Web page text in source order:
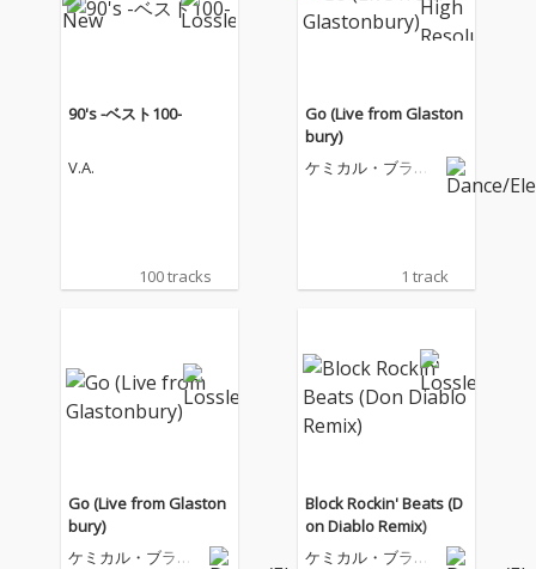
90's -ベスト100-
V.A.
100 tracks
Go (Live from Glaston
bury)
ケミカル・ブラザ
1 track
Go (Live from Glaston
bury)
ケミカル・ブラザ
Block Rockin' Beats (D
on Diablo Remix)
ケミカル・ブラザ